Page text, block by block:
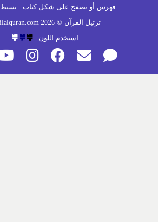
فهرس أو تصفح على شكل كتاب :بسيطأو
ترتيل القرآن © 2026 tartilalquran.com
استخدم اللون :